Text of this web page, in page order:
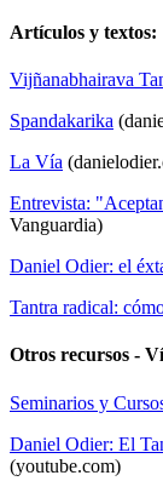
Artículos y textos:
Vijñanabhairava
Spandakarika
La Vía
Entrevista:
Vanguardia)
Daniel Odier: el
Tantra radical:
Otros recursos -
Seminarios y
Daniel Odier: El
(youtube.com)